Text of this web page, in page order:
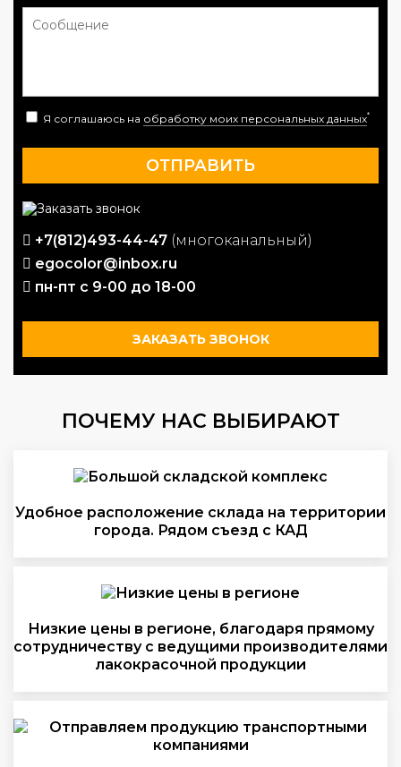
Я соглашаюсь на обработку моих персональных данных*
+7(812)493-44-47 (многоканальный)
egocolor@inbox.ru
пн-пт с 9-00 до 18-00
ЗАКАЗАТЬ ЗВОНОК
ПОЧЕМУ НАС ВЫБИРАЮТ
Удобное расположение склада на территории
города. Рядом съезд с КАД
Низкие цены в регионе, благодаря прямому
сотрудничеству с ведущими производителями
лакокрасочной продукции